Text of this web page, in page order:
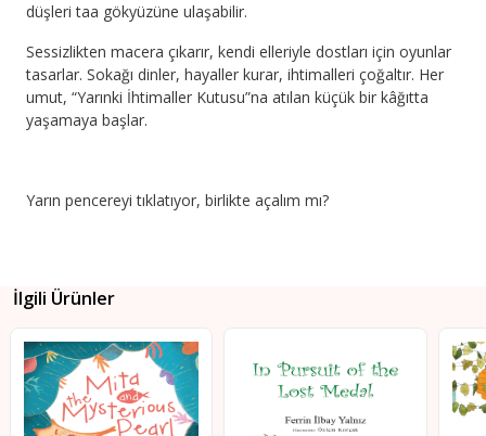
düşleri taa gökyüzüne ulaşabilir.
Sessizlikten macera çıkarır, kendi elleriyle dostları için oyunlar
tasarlar. Sokağı dinler, hayaller kurar, ihtimalleri çoğaltır. Her
umut, “Yarınki İhtimaller Kutusu”na atılan küçük bir kâğıtta
yaşamaya başlar.
Yarın pencereyi tıklatıyor, birlikte açalım mı?
İlgili Ürünler